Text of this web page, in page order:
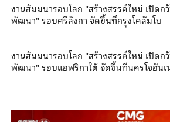
งานสัมมนารอบโลก "สร้างสรรค์ใหม่ เปิดก
พัฒนา" รอบศรีลังกา จัดขึ้นที่กรุงโคลัมโบ
งานสัมมนารอบโลก "สร้างสรรค์ใหม่ เปิดก
พัฒนา" รอบแอฟริกาใต้ จัดขึ้นที่นครโจฮันเ